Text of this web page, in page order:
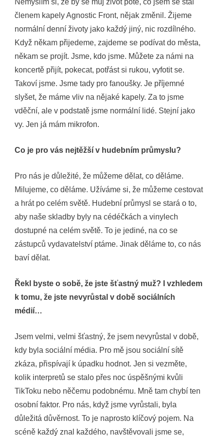
členem kapely Agnostic Front, nějak změnil. Žijeme
normální denní životy jako každý jiný, nic rozdílného.
Když někam přijedeme, zajdeme se podívat do města,
někam se projít. Jsme, kdo jsme. Můžete za námi na
koncertě přijít, pokecat, potřást si rukou, vyfotit se.
Takoví jsme. Jsme tady pro fanoušky. Je příjemné
slyšet, že máme vliv na nějaké kapely. Za to jsme
vděční, ale v podstatě jsme normální lidé. Stejní jako
vy. Jen já mám mikrofon.
Co je pro vás nejtěžší v hudebním průmyslu?
Pro nás je důležité, že můžeme dělat, co děláme.
Milujeme, co děláme. Užíváme si, že můžeme cestovat
a hrát po celém světě. Hudební průmysl se stará o to,
aby naše skladby byly na cédéčkách a vinylech
dostupné na celém světě. To je jediné, na co se
zástupců vydavatelství ptáme. Jinak děláme to, co nás
baví dělat.
Řekl byste o sobě, že jste šťastný muž? I vzhledem
k tomu, že jste nevyrůstal v době sociálních
médií…
Jsem velmi, velmi šťastný, že jsem nevyrůstal v době,
kdy byla sociální média. Pro mě jsou sociální sítě
zkáza, přispívají k úpadku hodnot. Jen si vezměte,
kolik interpretů se stalo přes noc úspěšnými kvůli
TikToku nebo něčemu podobnému. Mně tam chybí ten
osobní faktor. Pro nás, když jsme vyrůstali, byla
důležitá důvěrnost. To je naprosto klíčový pojem. Na
scéně každý znal každého, navštěvovali jsme se,